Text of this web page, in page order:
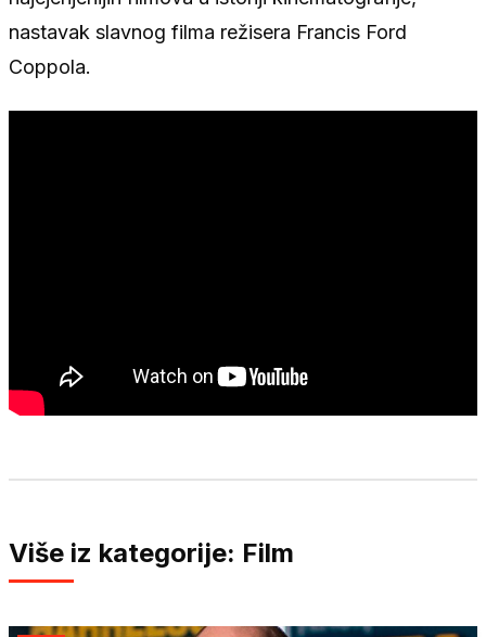
nastavak slavnog filma režisera Francis Ford
Coppola.
Više iz kategorije: Film